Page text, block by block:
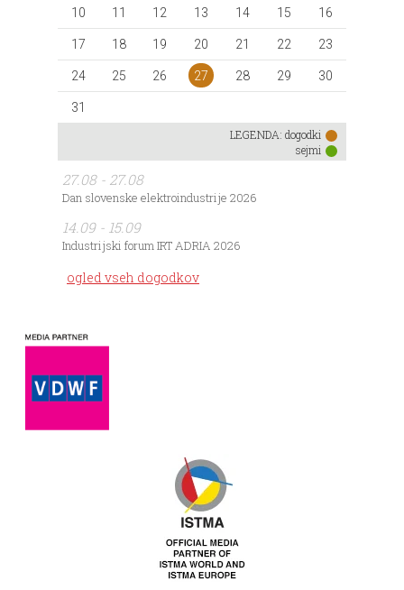
10 11 12 13 14 15 16
17 18 19 20 21 22 23
24 25 26 27 28 29 30
31
LEGENDA: dogodki
sejmi
27.08 - 27.08
Dan slovenske elektroindustrije 2026
14.09 - 15.09
Industrijski forum IRT ADRIA 2026
ogled vseh dogodkov